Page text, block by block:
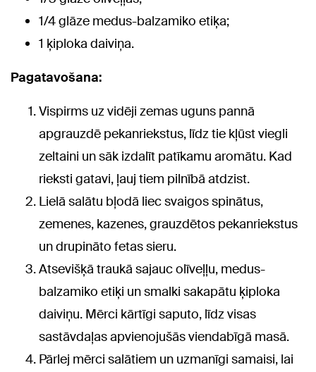
1/4 glāze medus-balzamiko etiķa;
1 ķiploka daiviņa.
Pagatavošana:
Vispirms uz vidēji zemas uguns pannā
apgrauzdē pekanriekstus, līdz tie kļūst viegli
zeltaini un sāk izdalīt patīkamu aromātu. Kad
rieksti gatavi, ļauj tiem pilnībā atdzist.
Lielā salātu bļodā liec svaigos spinātus,
zemenes, kazenes, grauzdētos pekanriekstus
un drupināto fetas sieru.
Atsevišķā traukā sajauc olīveļļu, medus-
balzamiko etiķi un smalki sakapātu ķiploka
daiviņu. Mērci kārtīgi saputo, līdz visas
sastāvdaļas apvienojušās viendabīgā masā.
Pārlej mērci salātiem un uzmanīgi samaisi, lai